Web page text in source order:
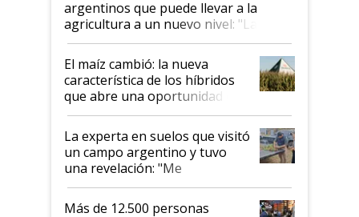
argentinos que puede llevar a la
agricultura a un nuevo nivel: "Las
posibilidades de crecimiento son
infinitas"
El maíz cambió: la nueva
característica de los híbridos
que abre una oportunidad en
el lote
La experta en suelos que visitó
un campo argentino y tuvo
una revelación: "Me
impresionó mucho"
Más de 12.500 personas